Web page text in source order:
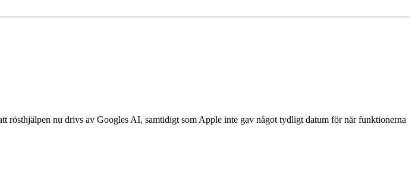
nu drivs av Googles AI, samtidigt som Apple inte gav något tydligt datum för när funktionerna